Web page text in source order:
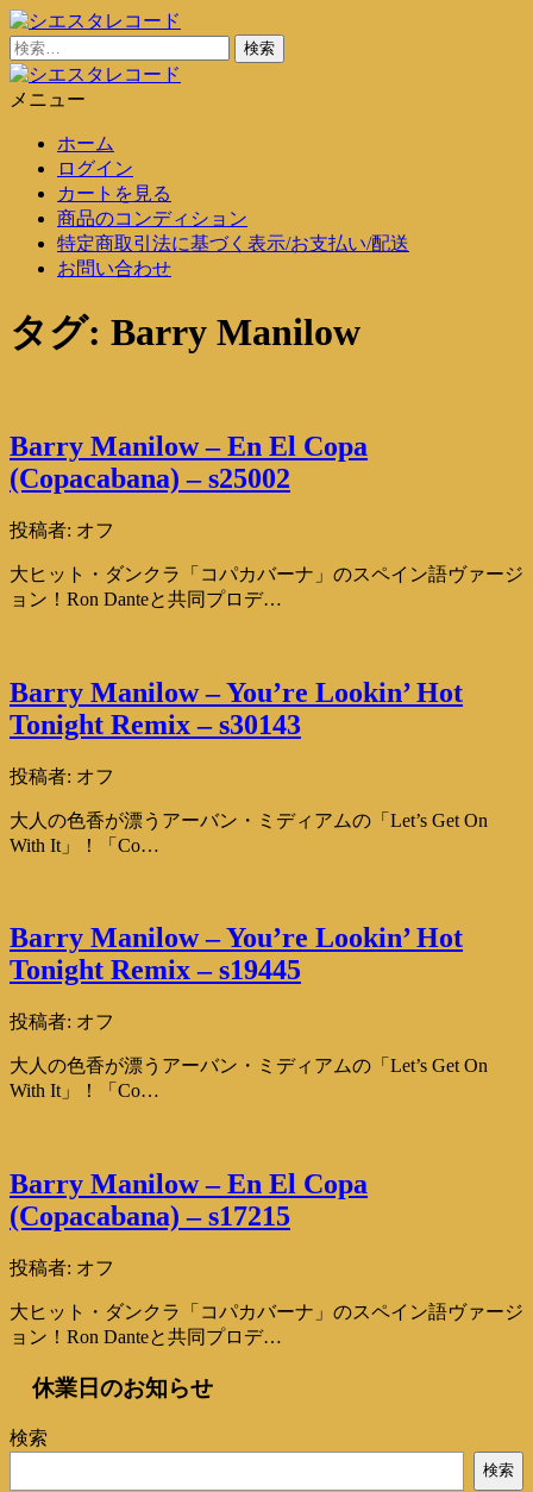
コ
ン
テ
ン
シエスタレコード
中古レコード通販
検
索:
メニュー
ホーム
ログイン
カートを見る
商品のコンディション
特定商取引法に基づく表示/お支払い/配送
お問い合わせ
タグ: Barry Manilow
Barry Manilow – En El Copa
(Copacabana) – s25002
投稿者: オフ
大ヒット・ダンクラ「コパカバーナ」のスペイン語ヴァージ
ョン！Ron Danteと共同プロデ…
Barry Manilow – You’re Lookin’ Hot
Tonight Remix – s30143
投稿者: オフ
大人の色香が漂うアーバン・ミディアムの「Let’s Get On
With It」！「Co…
Barry Manilow – You’re Lookin’ Hot
Tonight Remix – s19445
投稿者: オフ
大人の色香が漂うアーバン・ミディアムの「Let’s Get On
With It」！「Co…
Barry Manilow – En El Copa
(Copacabana) – s17215
投稿者: オフ
大ヒット・ダンクラ「コパカバーナ」のスペイン語ヴァージ
ョン！Ron Danteと共同プロデ…
休業日のお知らせ
検索
検索